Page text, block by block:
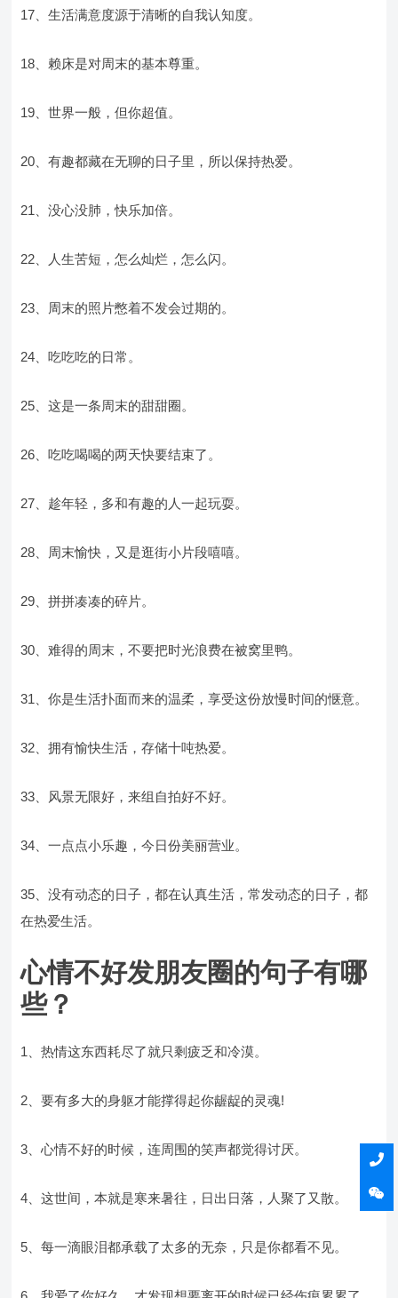
17、生活满意度源于清晰的自我认知度。
18、赖床是对周末的基本尊重。
19、世界一般，但你超值。
20、有趣都藏在无聊的日子里，所以保持热爱。
21、没心没肺，快乐加倍。
22、人生苦短，怎么灿烂，怎么闪。
23、周末的照片憋着不发会过期的。
24、吃吃吃的日常。
25、这是一条周末的甜甜圈。
26、吃吃喝喝的两天快要结束了。
27、趁年轻，多和有趣的人一起玩耍。
28、周末愉快，又是逛街小片段嘻嘻。
29、拼拼凑凑的碎片。
30、难得的周末，不要把时光浪费在被窝里鸭。
31、你是生活扑面而来的温柔，享受这份放慢时间的惬意。
32、拥有愉快生活，存储十吨热爱。
33、风景无限好，来组自拍好不好。
34、一点点小乐趣，今日份美丽营业。
35、没有动态的日子，都在认真生活，常发动态的日子，都
在热爱生活。
心情不好发朋友圈的句子有哪
些？
1、热情这东西耗尽了就只剩疲乏和冷漠。
2、要有多大的身躯才能撑得起你龌龊的灵魂!
3、心情不好的时候，连周围的笑声都觉得讨厌。
4、这世间，本就是寒来暑往，日出日落，人聚了又散。
5、每一滴眼泪都承载了太多的无奈，只是你都看不见。